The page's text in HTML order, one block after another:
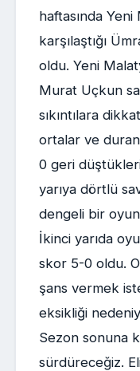
haftasında
karşılaştığı
oldu. Yeni
Murat Uçkun
sıkıntılara
ortalar ve
0 geri
yarıya dörtlü
dengeli bir
İkinci yarıda
skor 5-0 oldu.
şans vermek
eksikliği
Sezon sonuna
sürdüreceğiz.